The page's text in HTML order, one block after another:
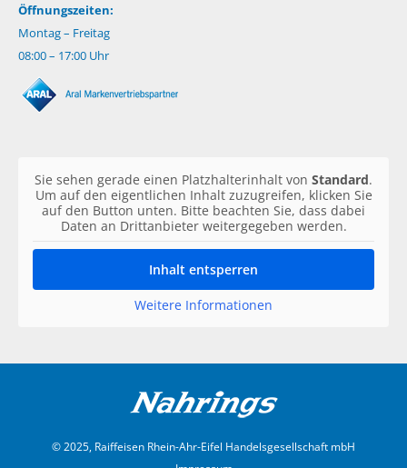
Öffnungszeiten:
Montag – Freitag
08:00 – 17:00 Uhr
Sie sehen gerade einen Platzhalterinhalt von Standard.
Um auf den eigentlichen Inhalt zuzugreifen, klicken Sie
auf den Button unten. Bitte beachten Sie, dass dabei
Daten an Drittanbieter weitergegeben werden.
Inhalt entsperren
Weitere Informationen
© 2025, Raiffeisen Rhein-Ahr-Eifel Handelsgesellschaft mbH